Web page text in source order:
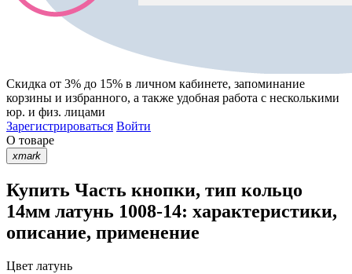
Скидка от 3% до 15% в личном кабинете, запоминание
корзины и избранного, а также удобная работа с несколькими
юр. и физ. лицами
Зарегистрироваться Войти
О товаре
xmark
Купить Часть кнопки, тип кольцо
14мм латунь 1008-14: характеристики,
описание, применение
Цвет латунь